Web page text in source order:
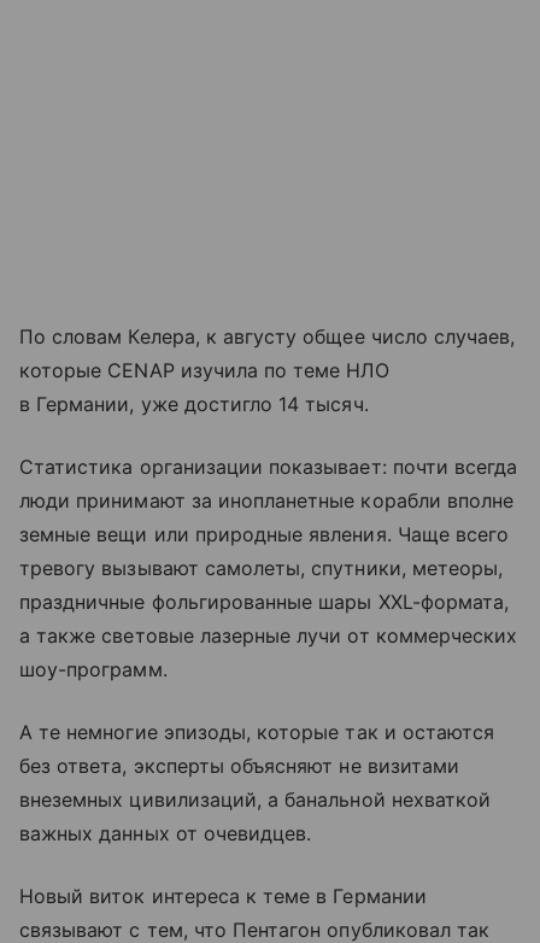
По словам Келера, к августу общее число случаев,
которые CENAP изучила по теме НЛО
в Германии, уже достигло 14 тысяч.
Статистика организации показывает: почти всегда
люди принимают за инопланетные корабли вполне
земные вещи или природные явления. Чаще всего
тревогу вызывают самолеты, спутники, метеоры,
праздничные фольгированные шары XXL-формата,
а также световые лазерные лучи от коммерческих
шоу-программ.
А те немногие эпизоды, которые так и остаются
без ответа, эксперты объясняют не визитами
внеземных цивилизаций, а банальной нехваткой
важных данных от очевидцев.
Новый виток интереса к теме в Германии
связывают с тем, что Пентагон опубликовал так